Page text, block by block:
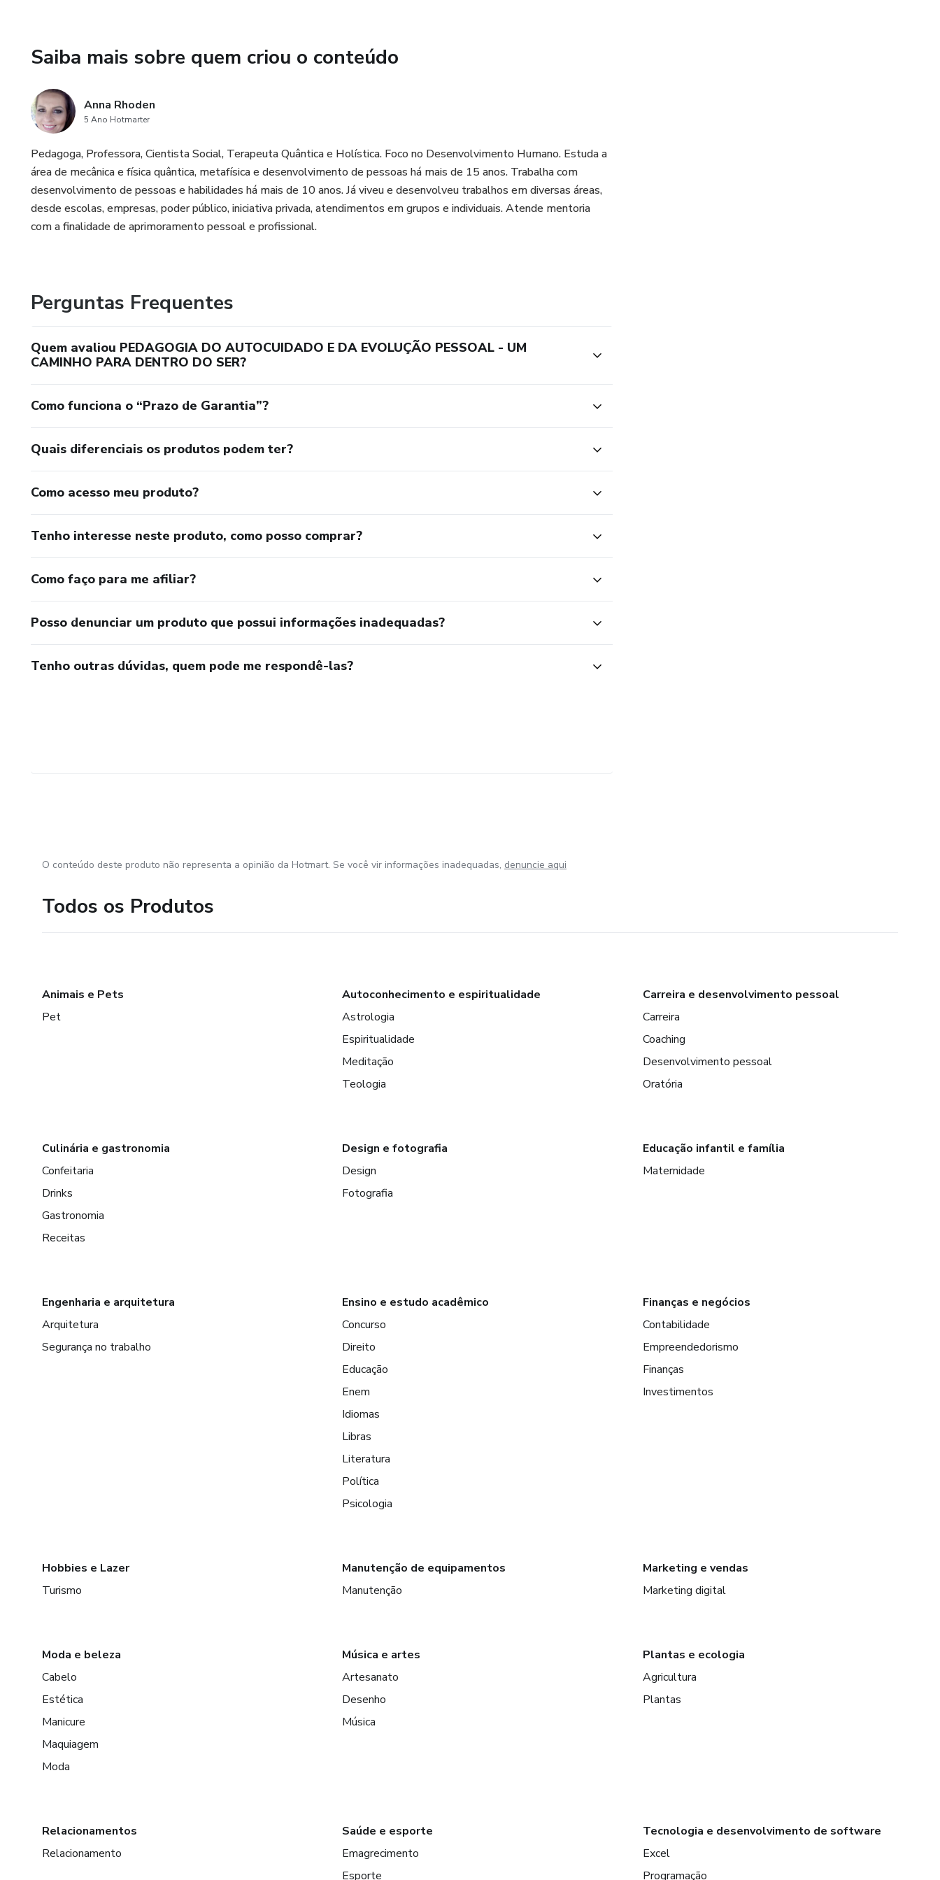
Saiba mais sobre quem criou o conteúdo
Anna Rhoden
5 Ano Hotmarter
Pedagoga, Professora, Cientista Social, Terapeuta Quântica e Holística. Foco no Desenvolvimento Humano. Estuda a
área de mecânica e física quântica, metafísica e desenvolvimento de pessoas há mais de 15 anos. Trabalha com
desenvolvimento de pessoas e habilidades há mais de 10 anos. Já viveu e desenvolveu trabalhos em diversas áreas,
desde escolas, empresas, poder público, iniciativa privada, atendimentos em grupos e individuais. Atende mentoria
com a finalidade de aprimoramento pessoal e profissional.
Perguntas Frequentes
Quem avaliou PEDAGOGIA DO AUTOCUIDADO E DA EVOLUÇÃO PESSOAL - UM
CAMINHO PARA DENTRO DO SER?
Como funciona o “Prazo de Garantia”?
Quais diferenciais os produtos podem ter?
Como acesso meu produto?
Tenho interesse neste produto, como posso comprar?
Como faço para me afiliar?
Posso denunciar um produto que possui informações inadequadas?
Tenho outras dúvidas, quem pode me respondê-las?
O conteúdo deste produto não representa a opinião da Hotmart. Se você vir informações inadequadas, denuncie aqui
Todos os Produtos
Animais e Pets
Pet
Autoconhecimento e espiritualidade
Astrologia
Espiritualidade
Meditação
Teologia
Carreira e desenvolvimento pessoal
Carreira
Coaching
Desenvolvimento pessoal
Oratória
Culinária e gastronomia
Confeitaria
Drinks
Gastronomia
Receitas
Design e fotografia
Design
Fotografia
Educação infantil e família
Maternidade
Engenharia e arquitetura
Arquitetura
Segurança no trabalho
Ensino e estudo acadêmico
Concurso
Direito
Educação
Enem
Idiomas
Libras
Literatura
Política
Psicologia
Finanças e negócios
Contabilidade
Empreendedorismo
Finanças
Investimentos
Hobbies e Lazer
Turismo
Manutenção de equipamentos
Manutenção
Marketing e vendas
Marketing digital
Moda e beleza
Cabelo
Estética
Manicure
Maquiagem
Moda
Música e artes
Artesanato
Desenho
Música
Plantas e ecologia
Agricultura
Plantas
Relacionamentos
Relacionamento
Saúde e esporte
Emagrecimento
Esporte
Tecnologia e desenvolvimento de software
Excel
Programação